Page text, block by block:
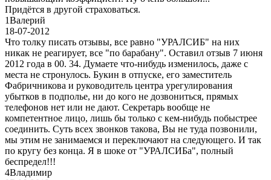
Придётся в другой страховаться.
1Валерий
18-07-2012
Что толку писать отзывы, все равно "УРАЛСИБ" на них
никак не реагирует, все "по барабану". Оставил отзыв 7 июня
2012 года в 00. 34. Думаете что-нибудь изменилось, даже с
места не стронулось. Букин в отпуске, его заместитель
Фабричникова и руководитель центра урегулирования
убытков в подполье, ни до кого не дозвониться, прямых
телефонов нет или не дают. Секретарь вообще не
компетентное лицо, лишь бы только с кем-нибудь побыстрее
соединить. Суть всех звонков такова, Вы не туда позвонили,
мы этим не занимаемся и переключают на следующего. И так
по кругу без конца. Я в шоке от "УРАЛСИБа", полный
беспредел!!!
4Владимир